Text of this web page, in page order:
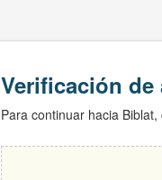
Verificación de
Para continuar hacia